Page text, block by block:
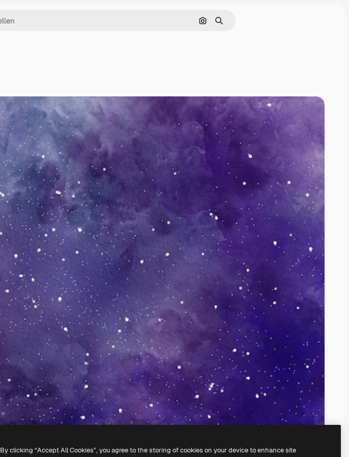
Nach Bild suchen
Suchen
By clicking “Accept All Cookies”, you agree to the storing of cookies on your device to enhance site